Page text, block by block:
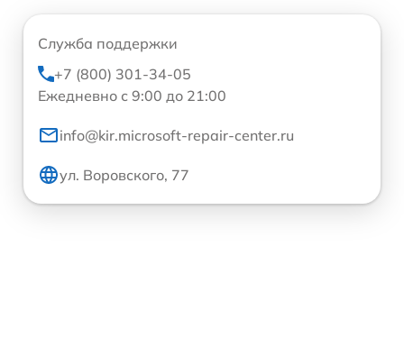
Служба поддержки
+7 (800) 301-34-05
Ежедневно с 9:00 до 21:00
info@kir.microsoft-repair-center.ru
ул. Воровского, 77